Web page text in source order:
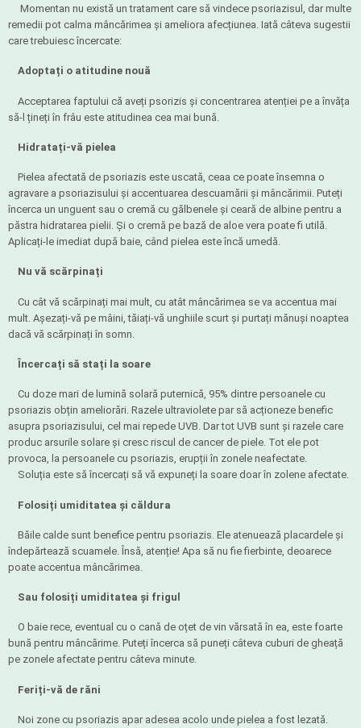
Momentan nu există un tratament care să vindece psoriazisul, dar multe
remedii pot calma mâncărimea și ameliora afecțiunea. Iată câteva sugestii
care trebuiesc încercate:
Adoptați o atitudine nouă
Acceptarea faptului că aveți psorizis și concentrarea atenției pe a învăța
să-l țineți în frâu este atitudinea cea mai bună.
Hidratați-vă pielea
Pielea afectată de psoriazis este uscată, ceaa ce poate însemna o
agravare a psoriazisului și accentuarea descuamării și mâncărimii. Puteți
încerca un unguent sau o cremă cu gălbenele și ceară de albine pentru a
păstra hidratarea pielii. Și o cremă pe bază de aloe vera poate fi utilă.
Aplicați-le imediat după baie, când pielea este încă umedă.
Nu vă scărpinați
Cu cât vă scărpinați mai mult, cu atât mâncărimea se va accentua mai
mult. Așezați-vă pe mâini, tăiați-vă unghiile scurt și purtați mănuși noaptea
dacă vă scărpinați în somn.
Încercați să stați la soare
Cu doze mari de lumină solară puternică, 95% dintre persoanele cu
psoriazis obțin ameliorări. Razele ultraviolete par să acționeze benefic
asupra psoriazisului, cel mai repede UVB. Dar tot UVB sunt și razele care
produc arsurile solare și cresc riscul de cancer de piele. Tot ele pot
provoca, la persoanele cu psoriazis, erupții în zonele neafectate.
Soluția este să încercați să vă expuneți la soare doar în zolene afectate.
Folosiți umiditatea și căldura
Băile calde sunt benefice pentru psoriazis. Ele atenuează placardele și
îndepărtează scuamele. Însă, atenție! Apa să nu fie fierbinte, deoarece
poate accentua mâncărimea.
Sau folosiți umiditatea și frigul
O baie rece, eventual cu o cană de oțet de vin vărsată în ea, este foarte
bună pentru mâncărime. Puteți încerca să puneți câteva cuburi de gheață
pe zonele afectate pentru câteva minute.
Feriți-vă de răni
Noi zone cu psoriazis apar adesea acolo unde pielea a fost lezată.